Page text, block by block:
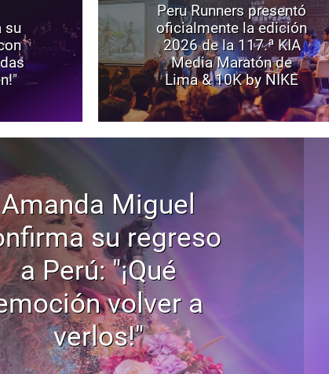
su
Peru Runners presentó
oficialmente la edición
2026 de la 117.ª KIA
Media Maratón de
Lima & 10K by NIKE
Amanda Miguel
su regreso
a Perú: "¡Qué
volver a
verlos!"